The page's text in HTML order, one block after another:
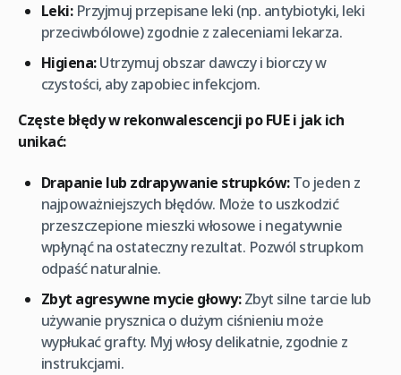
Leki:Przyjmuj przepisane leki (np. antybiotyki, leki
przeciwbólowe) zgodnie z zaleceniami lekarza.
Higiena:Utrzymuj obszar dawczy i biorczy w
czystości, aby zapobiec infekcjom.
Częste błędy w rekonwalescencji po FUE i jak ich
unikać:
Drapanie lub zdrapywanie strupków:To jeden z
najpoważniejszych błędów. Może to uszkodzić
przeszczepione mieszki włosowe i negatywnie
wpłynąć na ostateczny rezultat. Pozwól strupkom
odpaść naturalnie.
Zbyt agresywne mycie głowy:Zbyt silne tarcie lub
używanie prysznica o dużym ciśnieniu może
wypłukać grafty. Myj włosy delikatnie, zgodnie z
instrukcjami.